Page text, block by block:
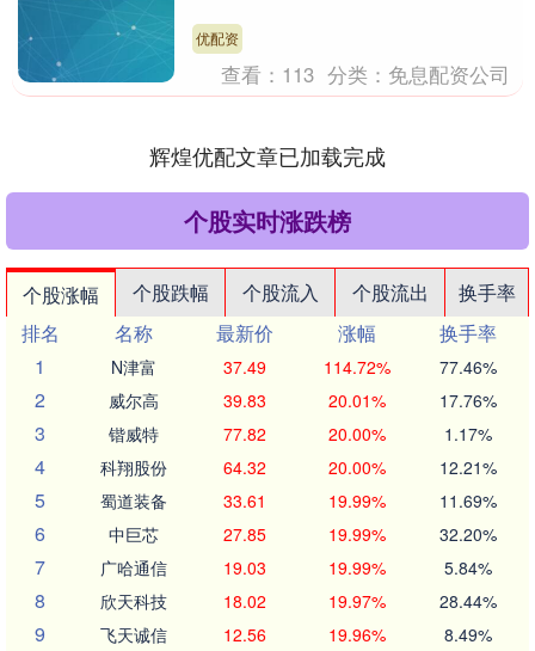
优配资
查看： 113 分类： 免息配资公司
辉煌优配文章已加载完成
个股实时涨跌榜
个股涨幅 个股跌幅 个股流入 个股流出
换手率
排名
名称 最新价 涨幅
换手率
1
N津富 37.49 114.72% 77.46%
2 威尔高 39.83 20.01% 17.76%
3 锴威特 77.82 20.00% 1.17%
4 科翔股份 64.32 20.00% 12.21%
5 蜀道装备 33.61 19.99% 11.69%
6 中巨芯 27.85 19.99% 32.20%
7 广哈通信 19.03 19.99% 5.84%
8 欣天科技 18.02 19.97% 28.44%
9 飞天诚信 12.56 19.96% 8.49%